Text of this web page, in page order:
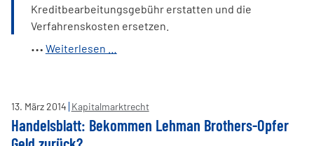
Kreditbearbeitungsgebühr erstatten und die
Verfahrenskosten ersetzen.
Weiterlesen …
–
Landgericht
13. März2014 Kapitalmarktrecht
Handelsblatt: Bekommen Lehman Brothers-Opfer